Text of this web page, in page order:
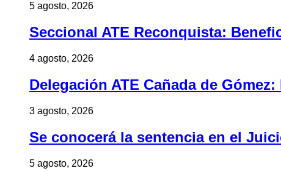
5 agosto, 2026
Seccional ATE Reconquista:
4 agosto, 2026
Delegación ATE Cañada de
3 agosto, 2026
Se conocerá la sentencia en el
5 agosto, 2026